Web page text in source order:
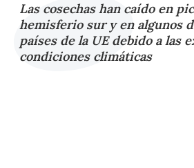
Las cosechas han caído en
hemisferio sur y en algunos
países de la UE debido a las
condiciones climáticas